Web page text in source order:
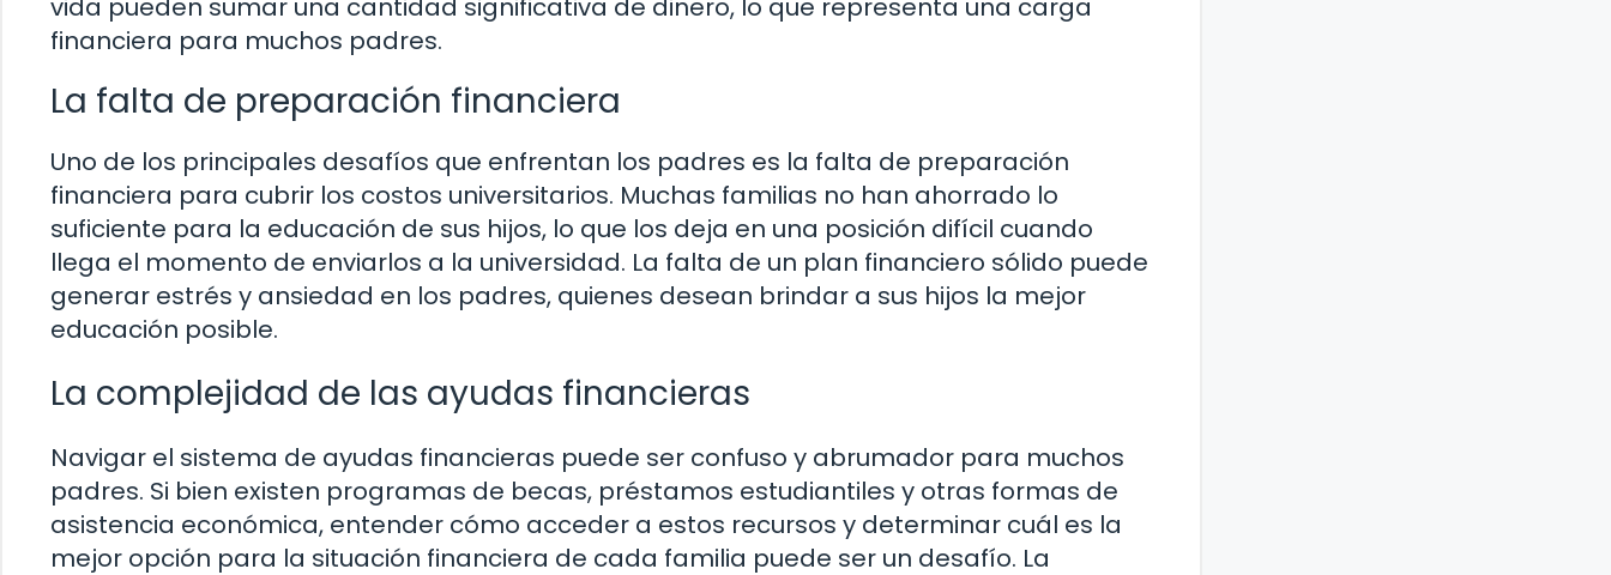
vida pueden sumar una cantidad significativa de dinero, lo que representa una carga
financiera para muchos padres.
La falta de preparación financiera
Uno de los principales desafíos que enfrentan los padres es la falta de preparación
financiera para cubrir los costos universitarios. Muchas familias no han ahorrado lo
suficiente para la educación de sus hijos, lo que los deja en una posición difícil cuando
llega el momento de enviarlos a la universidad. La falta de un plan financiero sólido puede
generar estrés y ansiedad en los padres, quienes desean brindar a sus hijos la mejor
educación posible.
La complejidad de las ayudas financieras
Navigar el sistema de ayudas financieras puede ser confuso y abrumador para muchos
padres. Si bien existen programas de becas, préstamos estudiantiles y otras formas de
asistencia económica, entender cómo acceder a estos recursos y determinar cuál es la
mejor opción para la situación financiera de cada familia puede ser un desafío. La